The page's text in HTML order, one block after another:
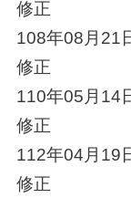
修正
108年08月21
修正
110年05月14
修正
112年04月19
修正